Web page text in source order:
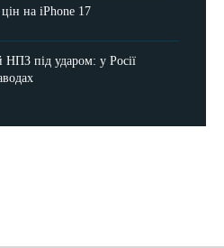
на iPhone 17
НПЗ під ударом: у Росії